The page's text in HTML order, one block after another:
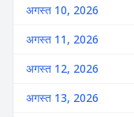
अगस्त 10, 2026
अगस्त 11, 2026
अगस्त 12, 2026
अगस्त 13, 2026